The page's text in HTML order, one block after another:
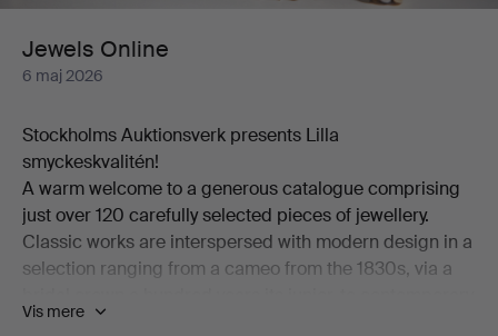
Jewels Online
6 maj 2026
Stockholms Auktionsverk presents Lilla
smyckeskvalitén!
A warm welcome to a generous catalogue comprising
just over 120 carefully selected pieces of jewellery.
Classic works are interspersed with modern design in a
selection ranging from a cameo from the 1830s, via a
pieces by among others Georg Jensen and Wiwen
Vis mere